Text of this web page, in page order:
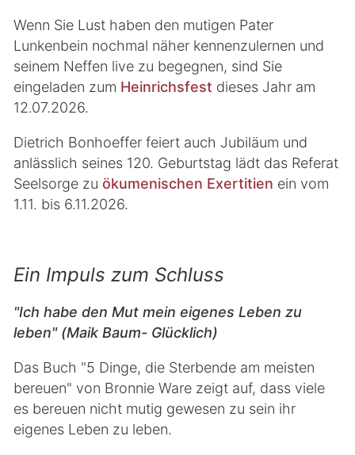
Wenn Sie Lust haben den mutigen Pater
Lunkenbein nochmal näher kennenzulernen und
seinem Neffen live zu begegnen, sind Sie
eingeladen zum Heinrichsfest dieses Jahr am
12.07.2026.
Dietrich Bonhoeffer feiert auch Jubiläum und
anlässlich seines 120. Geburtstag lädt das Referat
Seelsorge zu ökumenischen Exertitien ein vom
1.11. bis 6.11.2026.
Ein Impuls zum Schluss
"Ich habe den Mut mein eigenes Leben zu
leben" (Maik Baum- Glücklich)
Das Buch "5 Dinge, die Sterbende am meisten
bereuen" von Bronnie Ware zeigt auf, dass viele
es bereuen nicht mutig gewesen zu sein ihr
eigenes Leben zu leben.